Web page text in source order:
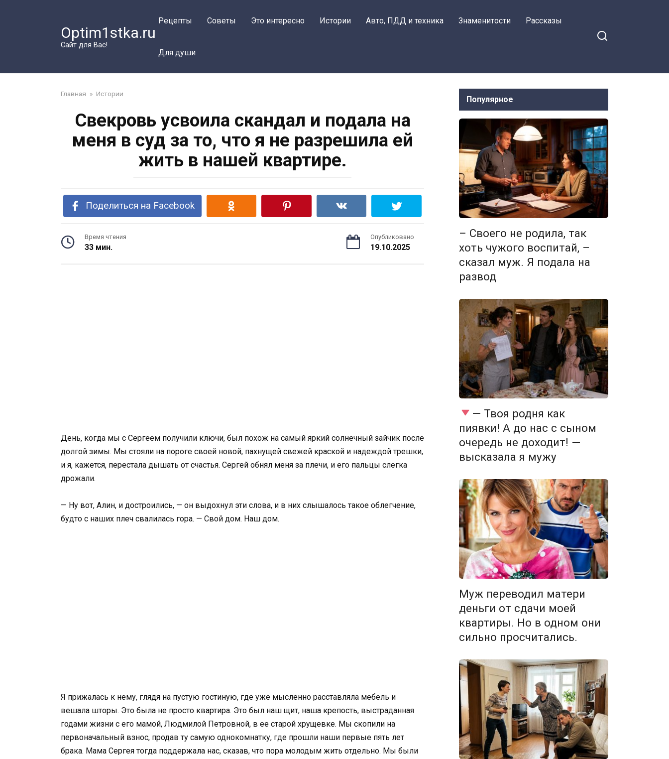
Optim1stka.ru
Сайт для Вас!
Рецепты Советы Это интересно Истории Авто, ПДД и техника Знаменитости Рассказы
Для души
Главная » Истории
Свекровь усвоила скандал и подала на
меня в суд за то, что я не разрешила ей
жить в нашей квартире.
Поделиться на Facebook
Время чтения
33 мин.
Опубликовано
19.10.2025
День, когда мы с Сергеем получили ключи, был похож на самый яркий солнечный зайчик после
долгой зимы. Мы стояли на пороге своей новой, пахнущей свежей краской и надеждой трешки,
и я, кажется, перестала дышать от счастья. Сергей обнял меня за плечи, и его пальцы слегка
дрожали.
— Ну вот, Алин, и достроились, — он выдохнул эти слова, и в них слышалось такое облегчение,
будто с наших плеч свалилась гора. — Свой дом. Наш дом.
Я прижалась к нему, глядя на пустую гостиную, где уже мысленно расставляла мебель и
вешала шторы. Это была не просто квартира. Это был наш щит, наша крепость, выстраданная
годами жизни с его мамой, Людмилой Петровной, в ее старой хрущевке. Мы скопили на
первоначальный взнос, продав ту самую однокомнатку, где прошли наши первые пять лет
брака. Мама Сергея тогда поддержала нас, сказав, что пора молодым жить отдельно. Мы были
Популярное
– Своего не родила, так
хоть чужого воспитай, –
сказал муж. Я подала на
развод
— Твоя родня как
пиявки! А до нас с сыном
очередь не доходит! —
высказала я мужу
Муж переводил матери
деньги от сдачи моей
квартиры. Но в одном они
сильно просчитались.